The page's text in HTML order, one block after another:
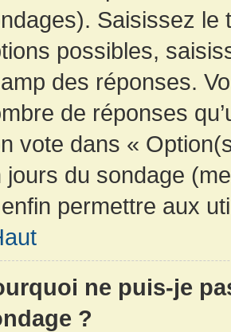
Saisissez le
possibles,
des réponses.
de réponses
vote dans «
jours du sondage
permettre aux
ne puis-je
?